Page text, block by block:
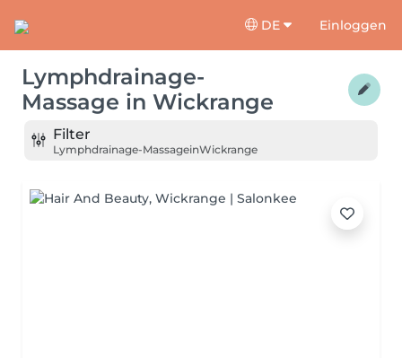
DE Einloggen
Lymphdrainage-
Massage in Wickrange
Filter
Lymphdrainage-MassageinWickrange